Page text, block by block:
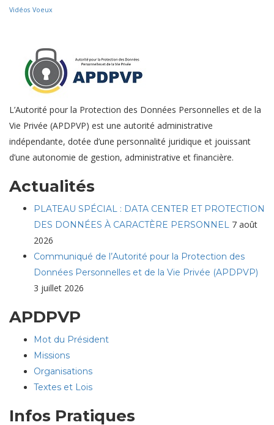
Vidéos Voeux
L’Autorité pour la Protection des Données Personnelles et de la
Vie Privée (APDPVP) est une autorité administrative
indépendante, dotée d’une personnalité juridique et jouissant
d’une autonomie de gestion, administrative et financière.
Actualités
PLATEAU SPÉCIAL : DATA CENTER ET PROTECTION
DES DONNÉES À CARACTÈRE PERSONNEL 7 août
2026
Communiqué de l’Autorité pour la Protection des
Données Personnelles et de la Vie Privée (APDPVP)
3 juillet 2026
APDPVP
Mot du Président
Missions
Organisations
Textes et Lois
Infos Pratiques